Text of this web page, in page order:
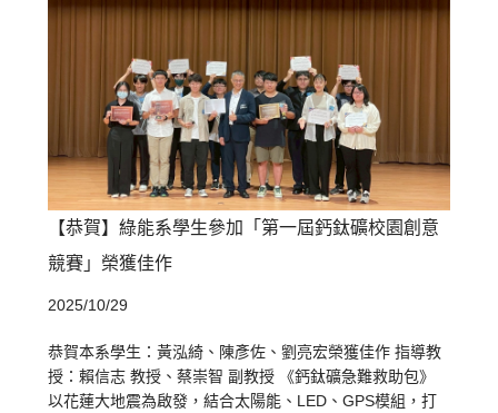
【恭賀】綠能系學生參加「第一屆鈣鈦礦校園創意
競賽」榮獲佳作
2025/10/29
恭賀本系學生：黃泓綺、陳彥佐、劉亮宏榮獲佳作 指導教
授：賴信志 教授、蔡崇智 副教授 《鈣鈦礦急難救助包》
以花蓮大地震為啟發，結合太陽能、LED、GPS模組，打